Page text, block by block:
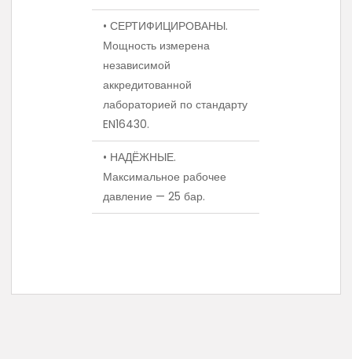
• СЕРТИФИЦИРОВАНЫ.
Мощность измерена
независимой
аккредитованной
лабораторией по стандарту
EN16430.
• НАДЁЖНЫЕ.
Максимальное рабочее
давление — 25 бар.